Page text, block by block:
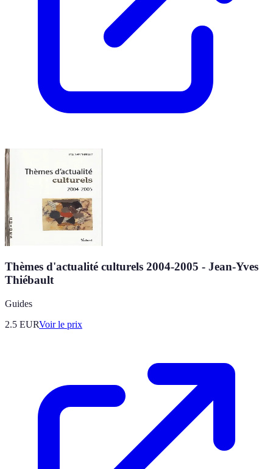
Thèmes d'actualité culturels 2004-2005 - Jean-Yves
Thiébault
Guides
2.5 EURVoir le prix